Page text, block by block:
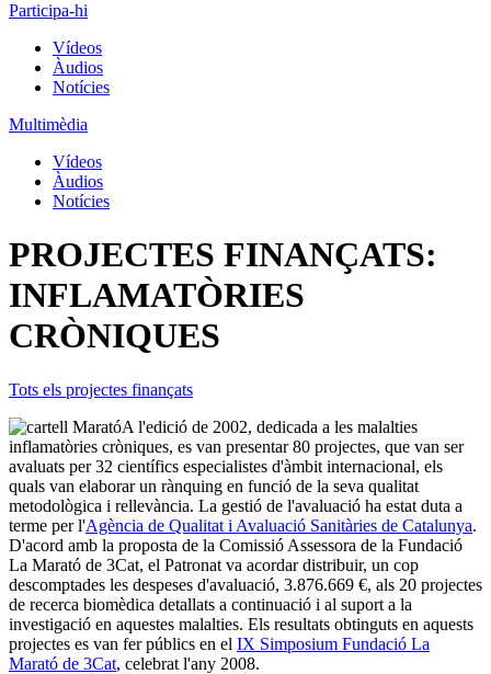
Participa-hi
Vídeos
Àudios
Notícies
Multimèdia
Vídeos
Àudios
Notícies
PROJECTES FINANÇATS:
INFLAMATÒRIES
CRÒNIQUES
Tots els projectes finançats
A l'edició de 2002, dedicada a les malalties
inflamatòries cròniques, es van presentar 80 projectes, que van ser
avaluats per 32 científics especialistes d'àmbit internacional, els
quals van elaborar un rànquing en funció de la seva qualitat
metodològica i rellevància. La gestió de l'avaluació ha estat duta a
terme per l'Agència de Qualitat i Avaluació Sanitàries de Catalunya.
D'acord amb la proposta de la Comissió Assessora de la Fundació
La Marató de 3Cat, el Patronat va acordar distribuir, un cop
descomptades les despeses d'avaluació, 3.876.669 €, als 20 projectes
de recerca biomèdica detallats a continuació i al suport a la
investigació en aquestes malalties. Els resultats obtinguts en aquests
projectes es van fer públics en el IX Simposium Fundació La
Marató de 3Cat, celebrat l'any 2008.